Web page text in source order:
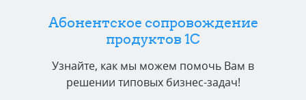
Абонентское сопровождение
продуктов 1C
Узнайте, как мы можем помочь Вам в
решении типовых бизнес-задач!